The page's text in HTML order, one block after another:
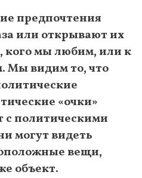
предпочтения
или открывают их
кого мы любим, или к
Мы видим то, что
«очки»
с политическими
могут видеть
вещи,
объект.